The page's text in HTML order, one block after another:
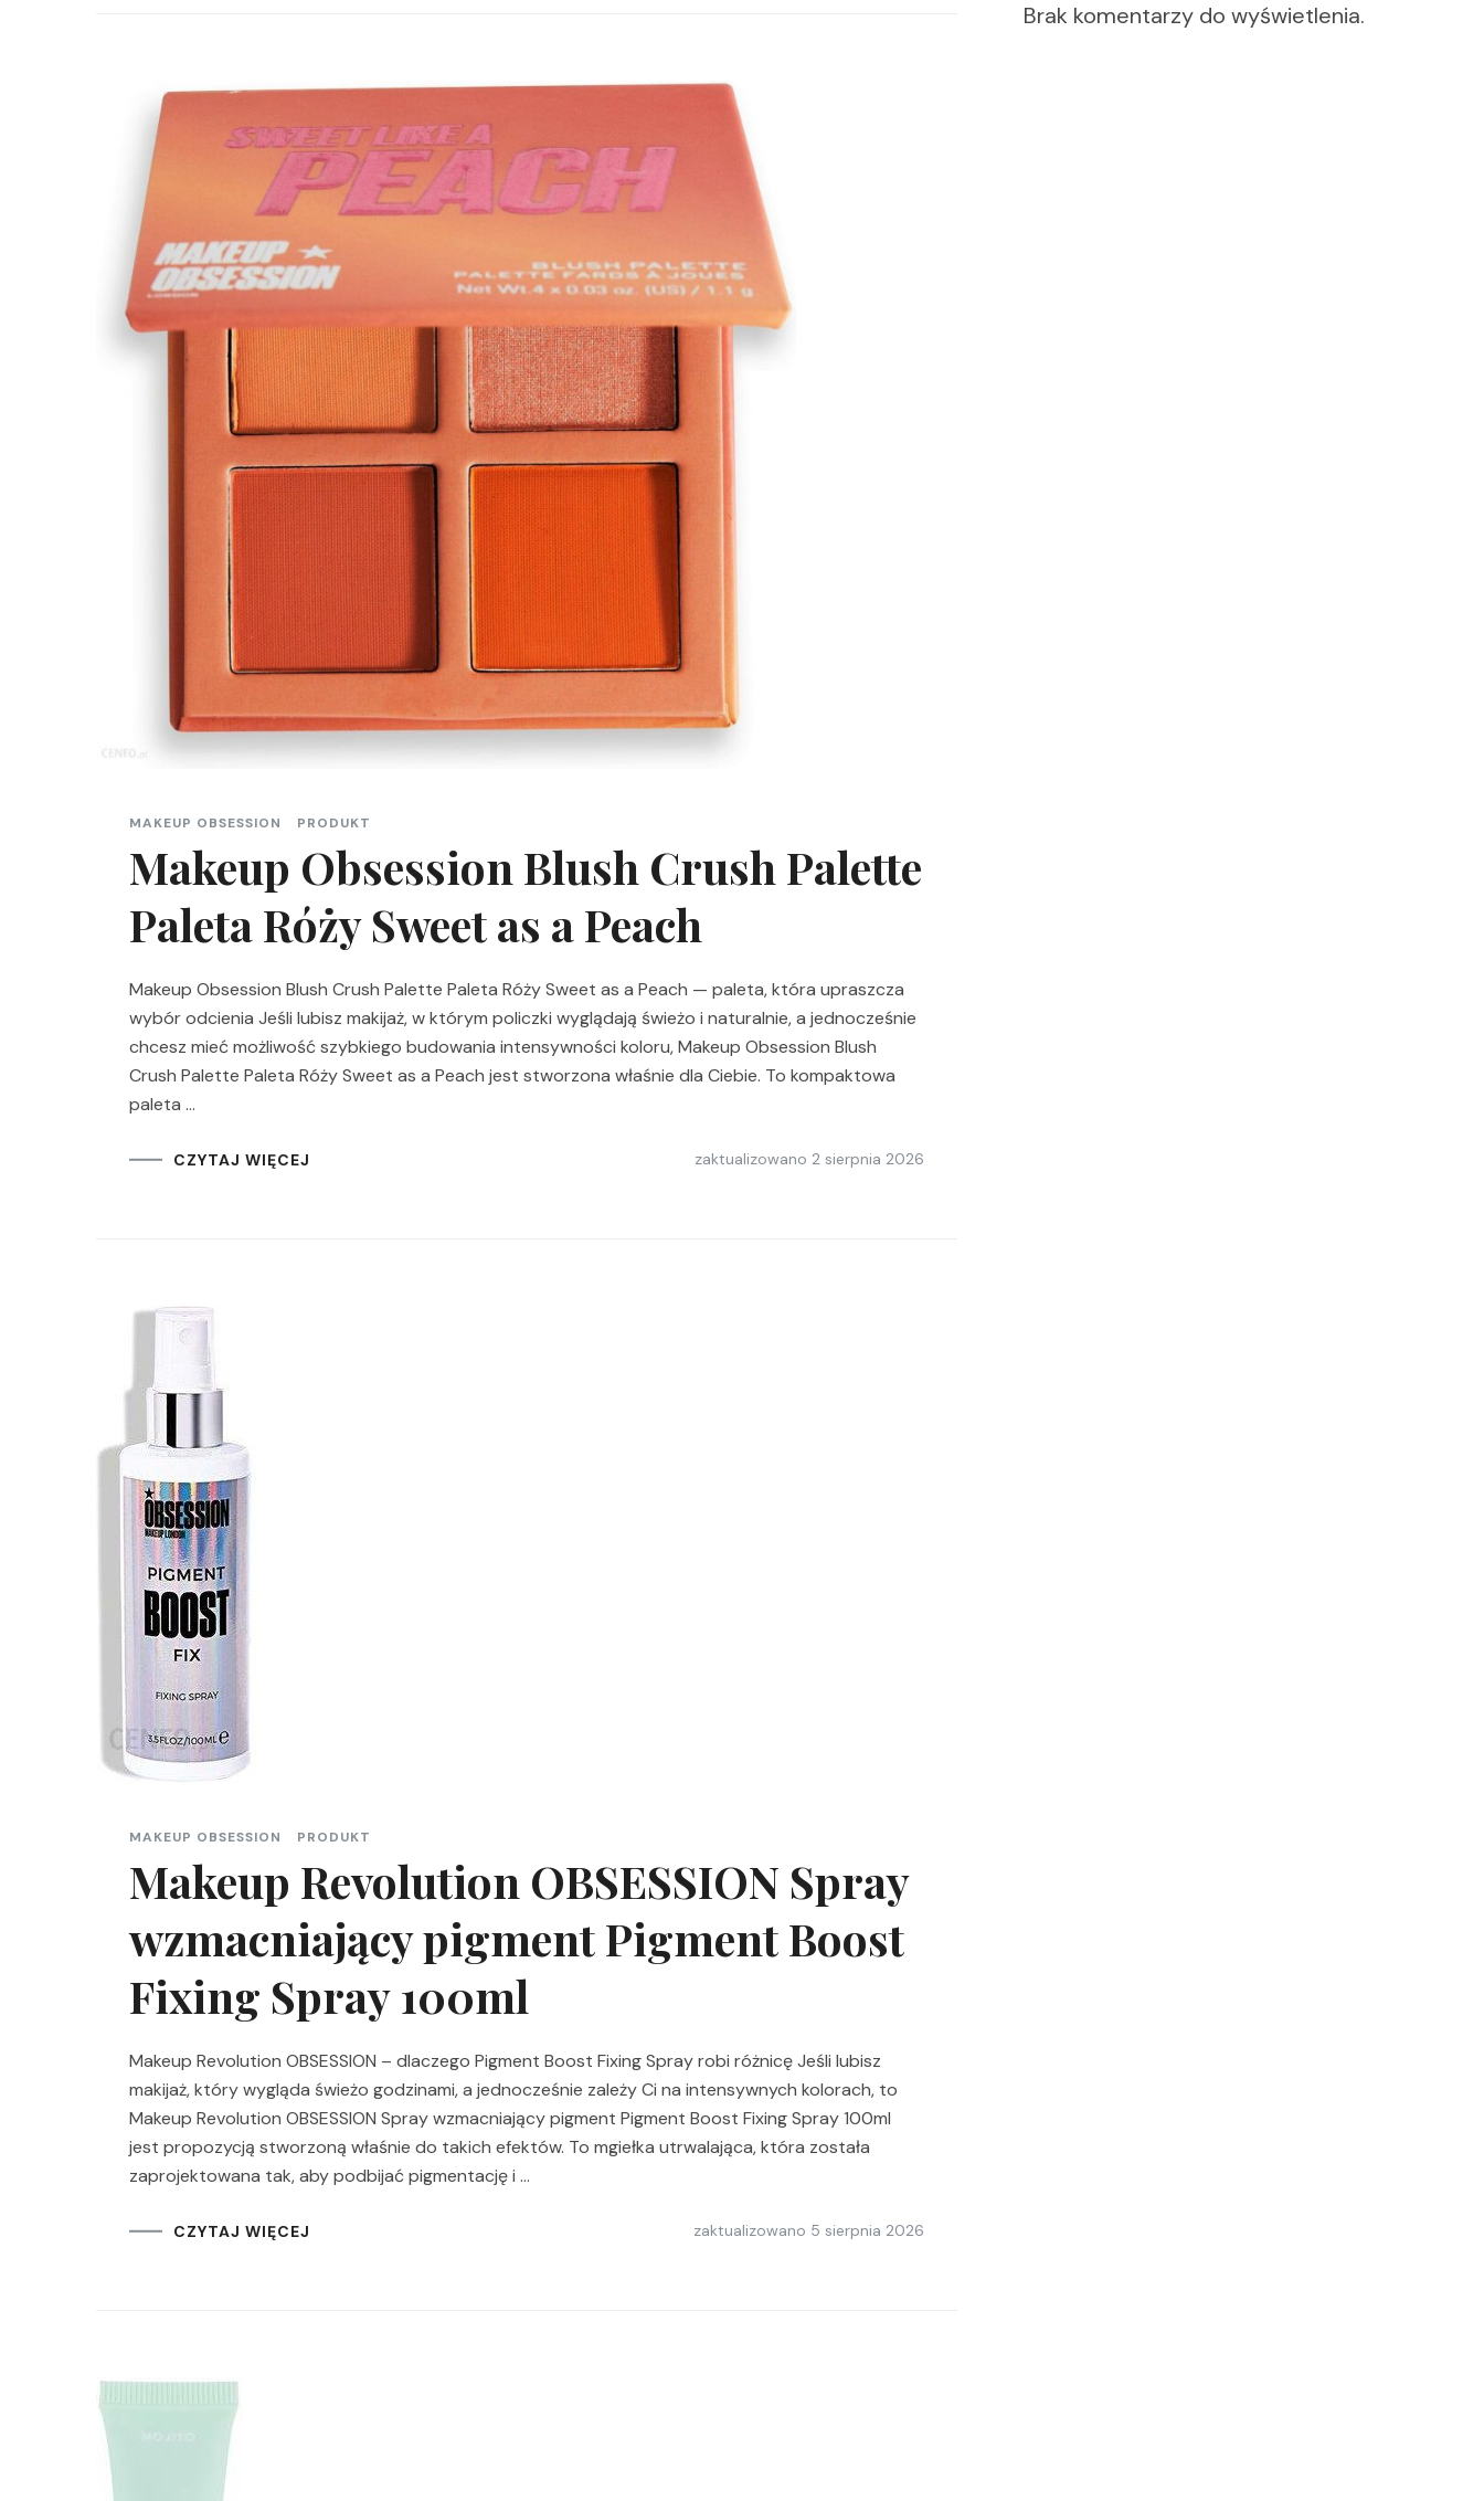
MAKEUP OBSESSION PRODUKT
Makeup Obsession Blush Crush Palette
Paleta Róży Sweet as a Peach
Makeup Obsession Blush Crush Palette Paleta Róży Sweet as a Peach — paleta, która upraszcza
wybór odcienia Jeśli lubisz makijaż, w którym policzki wyglądają świeżo i naturalnie, a jednocześnie
chcesz mieć możliwość szybkiego budowania intensywności koloru, Makeup Obsession Blush
Crush Palette Paleta Róży Sweet as a Peach jest stworzona właśnie dla Ciebie. To kompaktowa
paleta …
CZYTAJ WIĘCEJ zaktualizowano 2 sierpnia 2026
MAKEUP OBSESSION PRODUKT
Makeup Revolution OBSESSION Spray
wzmacniający pigment Pigment Boost
Fixing Spray 100ml
Makeup Revolution OBSESSION – dlaczego Pigment Boost Fixing Spray robi różnicę Jeśli lubisz
makijaż, który wygląda świeżo godzinami, a jednocześnie zależy Ci na intensywnych kolorach, to
Makeup Revolution OBSESSION Spray wzmacniający pigment Pigment Boost Fixing Spray 100ml
jest propozycją stworzoną właśnie do takich efektów. To mgiełka utrwalająca, która została
zaprojektowana tak, aby podbijać pigmentację i …
CZYTAJ WIĘCEJ zaktualizowano 5 sierpnia 2026
Brak komentarzy do wyświetlenia.